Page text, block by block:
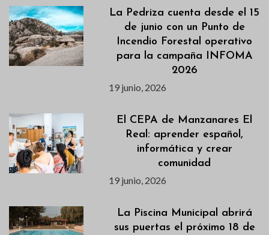
La Pedriza cuenta desde el 15
de junio con un Punto de
Incendio Forestal operativo
para la campaña INFOMA
2026
19 junio, 2026
El CEPA de Manzanares El
Real: aprender español,
informática y crear
comunidad
19 junio, 2026
La Piscina Municipal abrirá
sus puertas el próximo 18 de